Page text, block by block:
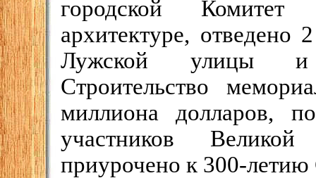
городской Комитет
архитектуре, отведено
Лужской улицы и
Строительство
миллиона долларов,
участников
приурочено к 300-